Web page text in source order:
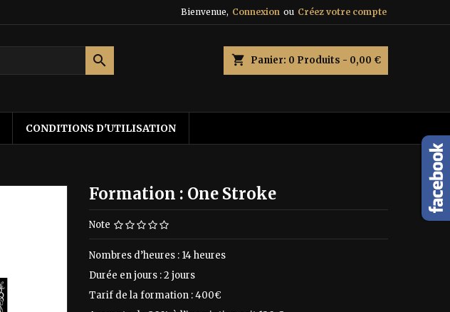
Bienvenue, Connexion ou Créez votre compte
shopping_cart Panier: 0 Produits - 0,00 €

CONDITIONS D'UTILISATION
Formation : One Stroke
Note
Nombres d’heures : 14 heures
Durée en jours : 2 jours
Tarif de la formation : 400€